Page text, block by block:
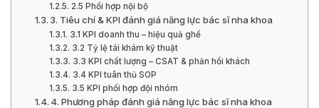
2.5 Phối hợp nội bộ
3. Tiêu chí & KPI đánh giá năng lực bác sĩ nha khoa
3.1 KPI doanh thu – hiệu quả ghế
3.2 Tỷ lệ tái khám kỹ thuật
3.3 KPI chất lượng – CSAT & phản hồi khách
3.4 KPI tuân thủ SOP
3.5 KPI phối hợp đội nhóm
4. Phương pháp đánh giá năng lực bác sĩ nha khoa